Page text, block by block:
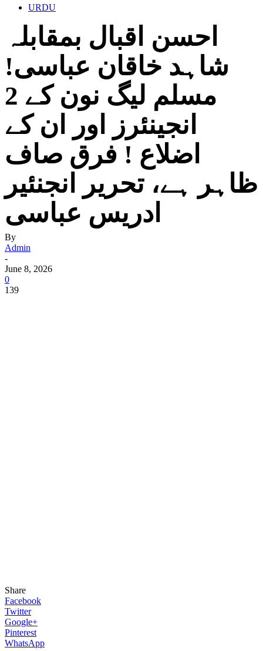
URDU
احسن اقبال بمقابلہ
شاہد خاقان عباسی!
مسلم لیگ نون کے 2
انجینئرز اور ان کے
اضلاع ! فرق صاف
ظاہر ہے، تحریر انجنئیر
ادریس عباسی
By
Admin
-
June 8, 2026
0
139
Share
Facebook
Twitter
Google+
Pinterest
WhatsApp